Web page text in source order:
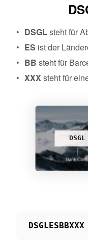
DSGLsteht für
ES ist der
BB steht für
XXXsteht für
DSGL
DSGLESBBXXX